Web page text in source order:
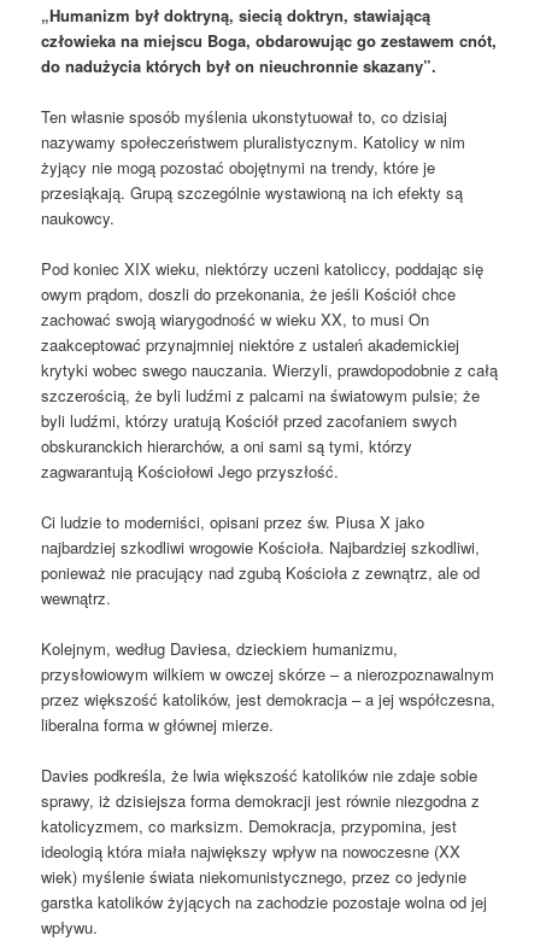
„Humanizm był doktryną, siecią doktryn, stawiającą
człowieka na miejscu Boga, obdarowując go zestawem cnót,
do nadużycia których był on nieuchronnie skazany”.
Ten własnie sposób myślenia ukonstytuował to, co dzisiaj
nazywamy społeczeństwem pluralistycznym. Katolicy w nim
żyjący nie mogą pozostać obojętnymi na trendy, które je
przesiąkają. Grupą szczególnie wystawioną na ich efekty są
naukowcy.
Pod koniec XIX wieku, niektórzy uczeni katoliccy, poddając się
owym prądom, doszli do przekonania, że jeśli Kościół chce
zachować swoją wiarygodność w wieku XX, to musi On
zaakceptować przynajmniej niektóre z ustaleń akademickiej
krytyki wobec swego nauczania. Wierzyli, prawdopodobnie z całą
szczerością, że byli ludźmi z palcami na światowym pulsie; że
byli ludźmi, którzy uratują Kościół przed zacofaniem swych
obskuranckich hierarchów, a oni sami są tymi, którzy
zagwarantują Kościołowi Jego przyszłość.
Ci ludzie to moderniści, opisani przez św. Piusa X jako
najbardziej szkodliwi wrogowie Kościoła. Najbardziej szkodliwi,
ponieważ nie pracujący nad zgubą Kościoła z zewnątrz, ale od
wewnątrz.
Kolejnym, według Daviesa, dzieckiem humanizmu,
przysłowiowym wilkiem w owczej skórze – a nierozpoznawalnym
przez większość katolików, jest demokracja – a jej współczesna,
liberalna forma w głównej mierze.
Davies podkreśla, że lwia większość katolików nie zdaje sobie
sprawy, iż dzisiejsza forma demokracji jest równie niezgodna z
katolicyzmem, co marksizm. Demokracja, przypomina, jest
ideologią która miała największy wpływ na nowoczesne (XX
wiek) myślenie świata niekomunistycznego, przez co jedynie
garstka katolików żyjących na zachodzie pozostaje wolna od jej
wpływu.